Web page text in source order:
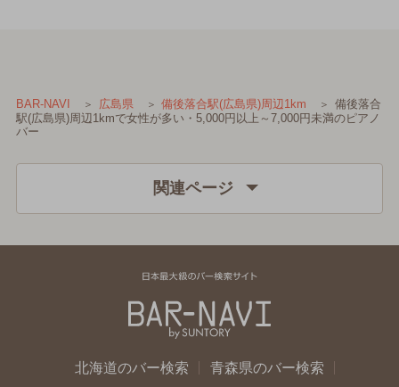
BAR-NAVI 広島県 備後落合駅(広島県)周辺1km
備後落合
駅(広島県)周辺1kmで女性が多い・5,000円以上～7,000円未満のピアノ
バー
関連ページ
北海道のバー検索
青森県のバー検索